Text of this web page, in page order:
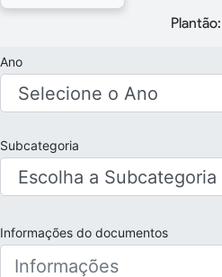
Plantão:
Ano
Subcategoria
Informações do documentos